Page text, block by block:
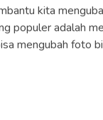
kita
populer adalah
mengubah foto